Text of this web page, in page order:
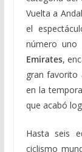
Vuelta a
el
número uno
Emirates,
gran favorito
en la
que acabó
Hasta seis
ciclismo